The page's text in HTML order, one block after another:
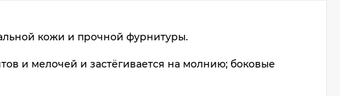
кожи и прочной фурнитуры.
и мелочей и застёгивается на молнию; боковые